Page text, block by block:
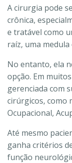
A cirurgia pode
crônica,
e tratável como
raíz, uma
No entanto, ela
opção. Em
gerenciada com
cirúrgicos, como
Ocupacional,
Até mesmo
ganha critérios
função